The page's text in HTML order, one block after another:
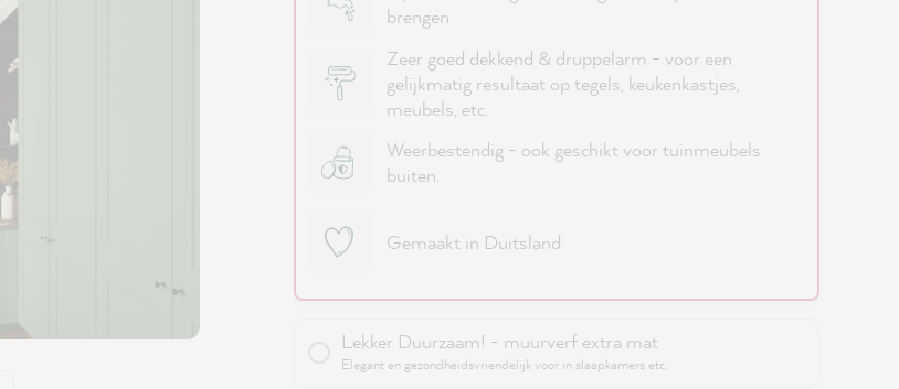
brengen
Zeer goed dekkend & druppelarm - voor een
gelijkmatig resultaat op tegels, keukenkastjes,
meubels, etc.
Weerbestendig - ook geschikt voor tuinmeubels
buiten.
Gemaakt in Duitsland
Lekker Duurzaam! - muurverf extra mat
Elegant en gezondheidsvriendelijk voor in slaapkamers etc.